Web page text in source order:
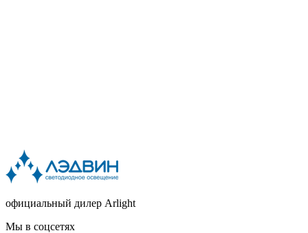
официальный дилер Arlight
Мы в соцсетях